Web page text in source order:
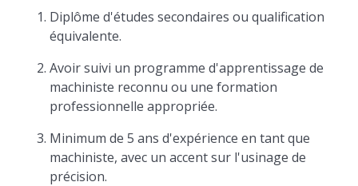
Diplôme d'études secondaires ou qualification
équivalente.
Avoir suivi un programme d'apprentissage de
machiniste reconnu ou une formation
professionnelle appropriée.
Minimum de 5 ans d'expérience en tant que
machiniste, avec un accent sur l'usinage de
précision.